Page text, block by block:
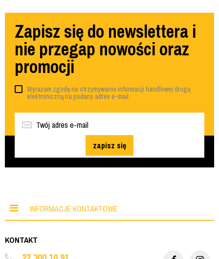
Zapisz się do newslettera i
nie przegap nowości oraz
promocji
Wyrażam zgodę na otrzymywanie informacji handlowej drogą
elektroniczną na podany adres e-mail
zapisz się
INFORMACJE KONTAKTOWE
KONTAKT